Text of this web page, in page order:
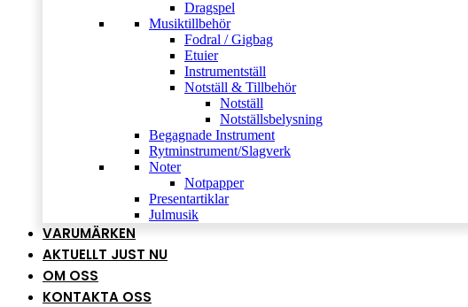
Dragspel
Musiktillbehör
Fodral / Gigbag
Etuier
Instrumentställ
Notställ & Tillbehör
Notställ
Notställsbelysning
Begagnade Instrument
Rytminstrument/Slagverk
Noter
Notpapper
Presentartiklar
Julmusik
VARUMÄRKEN
AKTUELLT JUST NU
OM OSS
KONTAKTA OSS